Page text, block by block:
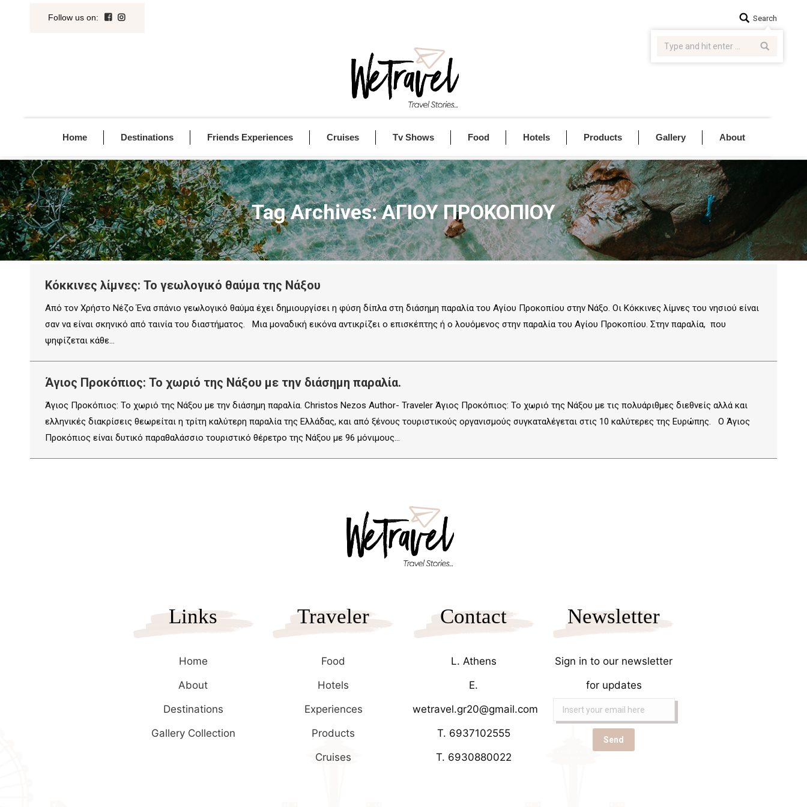
Follow us on: Search:Search
Home Destinations Friends Experiences Cruises Tv Shows Food Hotels Products Gallery About
Tag Archives:ΑΓΙΟΥ ΠΡΟΚΟΠΙΟΥ
Κόκκινες λίμνες: Το γεωλογικό θαύμα της Νάξου
Από τον Χρήστο Νέζο Ένα σπάνιο γεωλογικό θαύμα έχει δημιουργίσει η φύση δίπλα στη διάσημη παραλία του Αγίου Προκοπίου στην Νάξο. Οι Κόκκινες λίμνες του νησιού είναι
σαν να είναι σκηνικό από ταινία του διαστήματος. Μια μοναδική εικόνα αντικρίζει ο επισκέπτης ή ο λουόμενος στην παραλία του Αγίου Προκοπίου. Στην παραλία, που
ψηφίζεται κάθε…
Άγιος Προκόπιος: Το χωριό της Νάξου με την διάσημη παραλία.
Άγιος Προκόπιος: Το χωριό της Νάξου με την διάσημη παραλία. Christos Nezos Author- Traveler Άγιος Προκόπιος: Το χωριό της Νάξου με τις πολυάριθμες διεθνείς αλλά και
ελληνικές διακρίσεις θεωρείται η τρίτη καλύτερη παραλία της Ελλάδας, και από ξένους τουριστικούς οργανισμούς συγκαταλέγεται στις 10 καλύτερες της Ευρώπης. Ο Άγιος
Προκόπιος είναι δυτικό παραθαλάσσιο τουριστικό θέρετρο της Νάξου με 96 μόνιμους…
Links
Home
About
Destinations
Gallery Collection
Traveler
Food
Hotels
Experiences
Products
Cruises
Contact
L. Athens
E.
wetravel.gr20@gmail.com
T. 6937102555
T. 6930880022
Newsletter
Sign in to our newsletter
for updates